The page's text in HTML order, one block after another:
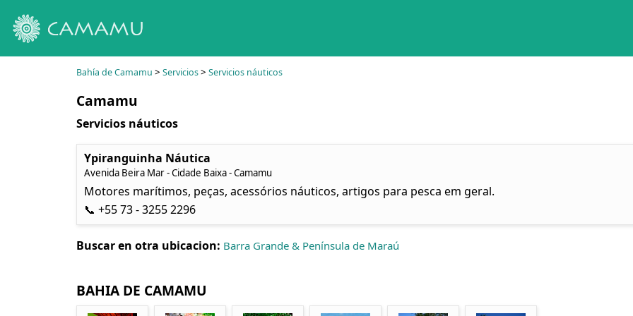
Bahía de Camamu > Servicios> Servicios náuticos
Camamu
Servicios náuticos
Ypiranguinha Náutica
Avenida Beira Mar - Cidade Baixa - Camamu
Motores marítimos, peças, acessórios náuticos, artigos para pesca em geral.
📞 +55 73 - 3255 2296
Buscar en otra ubicacion: Barra Grande & Península de Maraú
BAHIA DE CAMAMU